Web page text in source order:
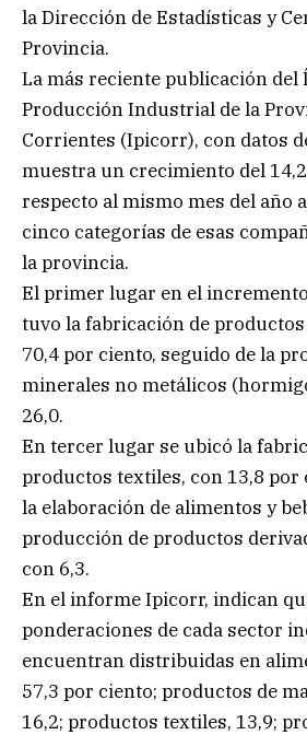
la Dirección de Estadísticas y
Provincia.
La más reciente publicación del
Producción Industrial de la
Corrientes (Ipicorr), con datos
muestra un crecimiento del
respecto al mismo mes del año
cinco categorías de esas
la provincia.
El primer lugar en el
tuvo la fabricación de
70,4 por ciento, seguido de la
minerales no metálicos
26,0.
En tercer lugar se ubicó la
productos textiles, con 13,8 por
la elaboración de alimentos y
producción de productos
con 6,3.
En el informe Ipicorr, indican
ponderaciones de cada sector
encuentran distribuidas en
57,3 por ciento; productos de
16,2; productos textiles, 13,9;